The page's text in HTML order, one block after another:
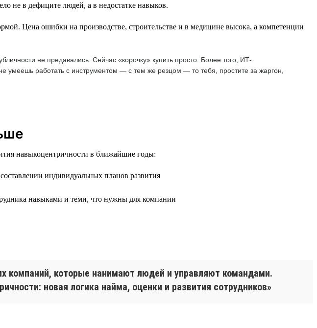
не в дефиците людей, а в недостатке навыков.
Цена ошибки на производстве, строительстве и в медицине высока, а компетенции
не предавались. Сейчас «корочку» купить просто. Более того, ИТ-
умеешь работать с инструментом — с тем же резцом — то тебя, простите за жаргон,
навыкоцентричности в ближайшие годы:
индивидуальных планов развития
навыками и теми, что нужны для компании
компаний, которые нанимают людей и управляют командами.
новая логика найма, оценки и развития сотрудников»